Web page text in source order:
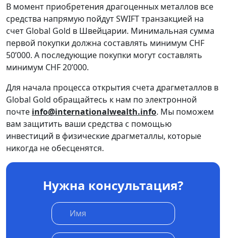
В момент приобретения драгоценных металлов все
средства напрямую пойдут SWIFT транзакцией на
счет Global Gold в Швейцарии. Минимальная сумма
первой покупки должна составлять минимум CHF
50’000. А последующие покупки могут составлять
минимум CHF 20’000.
Для начала процесса открытия счета драгметаллов в
Global Gold обращайтесь к нам по электронной
почте info@internationalwealth.info. Мы поможем
вам защитить ваши средства с помощью
инвестиций в физические драгметаллы, которые
никогда не обесценятся.
Нужна консультация?